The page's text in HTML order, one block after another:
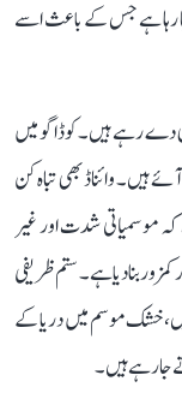
رہا ہے جس کے باعث اسے
دے رہے ہیں۔ کوڈاگو میں
ہیں۔ وائناڈ بھی تباہ کن
کہ موسمیاتی شدت اور غیر
بنا دیا ہے۔ ستم ظریفی
خشک موسم میں دریا کے
جا رہے ہیں۔